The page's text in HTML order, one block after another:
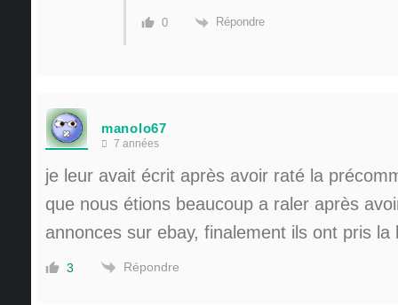
0 Répondre
manolo67
7 années
je leur avait écrit après avoir raté la
que nous étions beaucoup a raler après
annonces sur ebay, finalement ils ont pris la
3 Répondre